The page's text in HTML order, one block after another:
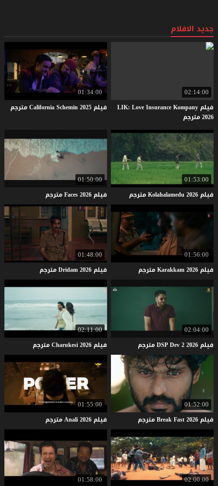
جديد الافلام
02:14:00
فيلم LIK: Love Insurance Kompany
2026 مترجم
01:34:00
فيلم CaliforniaSchemin2025 مترجم
01:53:00
فيلم Kolahalamedu2026 مترجم
01:50:00
فيلم Faces2026 مترجم
01:56:00
فيلم Karakkam2026 مترجم
01:48:00
فيلم Dridam2026 مترجم
02:04:00
فيلم DSPDev22026 مترجم
02:11:00
فيلم Charukesi2026 مترجم
01:52:00
فيلم BreakFast2026 مترجم
01:55:00
فيلم Anali2026 مترجم
02:00:00
01:58:00